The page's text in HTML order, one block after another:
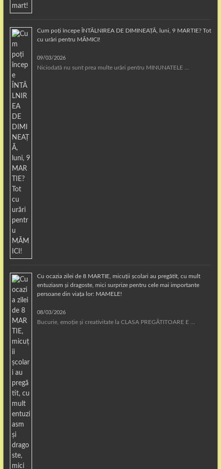
Cum poți începe ÎNTÂLNIREA DE DIMINEAȚĂ, luni, 9 MARTIE? Tot
cu urări pentru MĂMICI!
09/03/2026
Niciodată nu sunt prea multe urări pentru MINUNATELE …
Cu ocazia zilei de 8 MARTIE, micuții școlari au pregătit, cu mult
entuziasm și dragoste, mici surprize pentru cele mai importante
persoane din viața lor: MAMELE!
08/03/2026
Bucurie, emoție și creativitate la CLASA PREGĂTITOARE E …